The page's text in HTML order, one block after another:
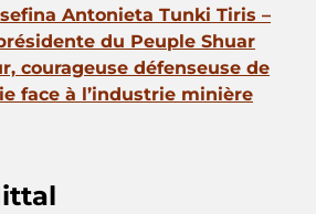
Antonieta Tunki Tiris –
du Peuple Shuar
courageuse défenseuse de
face à l’industrie minière